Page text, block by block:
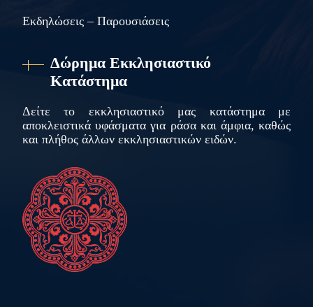
Εκδηλώσεις – Παρουσιάσεις
Δώρημα Εκκλησιαστικό
Κατάστημα
Δείτε το εκκλησιαστικό μας κατάστημα με
αποκλειστικά υφάσματα για ράσα και άμφια, καθώς
και πλήθος άλλων εκκλησιαστικών ειδών.